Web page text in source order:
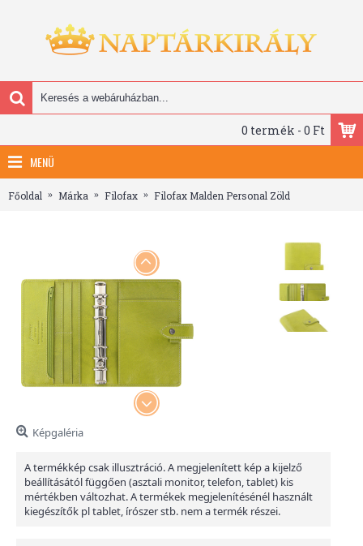
0 termék - 0 Ft
MENÜ
Főoldal Márka Filofax Filofax Malden Personal Zöld
Képgaléria
A termékkép csak illusztráció. A megjelenített kép a kijelző
beállításától függően (asztali monitor, telefon, tablet) kis
mértékben változhat. A termékek megjelenítésénél használt
kiegészítők pl tablet, írószer stb. nem a termék részei.